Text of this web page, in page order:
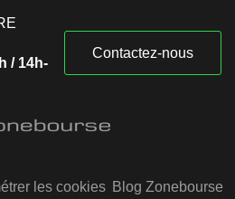
/ 14h-
Contactez-nous
les cookies Blog Zonebourse